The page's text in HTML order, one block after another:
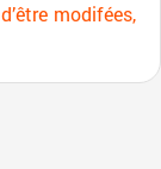
modifées,